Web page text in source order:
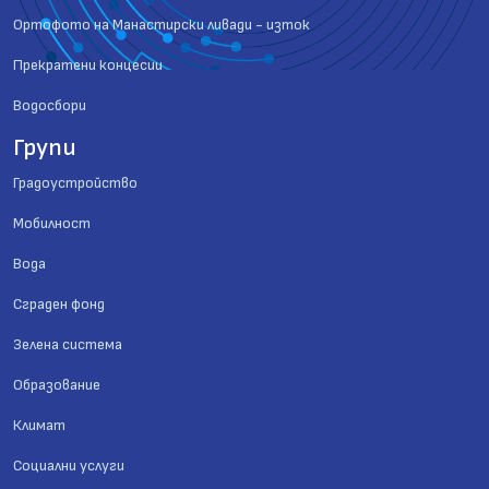
Ортофото на Манастирски ливади - изток
Прекратени концесии
Водосбори
Групи
Градоустройство
Мобилност
Вода
Сграден фонд
Зелена система
Образование
Климат
Социални услуги